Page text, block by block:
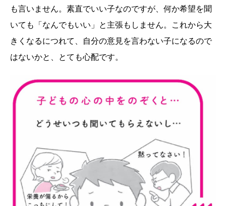
も言いません。素直でいい子なのですが、何か希望を聞
いても「なんでもいい」と主張もしません。これから大
きくなるにつれて、自分の意見を言わない子になるので
はないかと、とても心配です。